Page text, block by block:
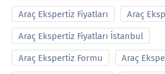
Araç Ekspertiz Fiyatları Araç
Araç Ekspertiz Fiyatları İstanbul
Araç Ekspertiz Formu Araç